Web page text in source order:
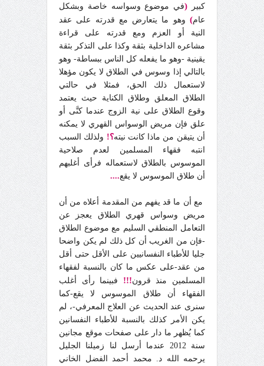
كبير (في موضوع وسواسه خاصة وبشكل
عام) وهو ما يتعارض مع قدرته على عقد
النية أو العزم ومع قدرته على قراءة
مشاعره الداخلية بثقة وكذا على التذكر بثقة
يقينية -وهو ما يفعله كل الناس ببساطة- وهو
بالتالي إذا وسوس في الطلاق لا يكون مؤهلا
لاستعمال ذلك الحق، فمثلا في حالتي
الطلاق المعلق وطلاق الكناية حيث يعتمد
وقوع الطلاق على نية الزوج عندما كنَّى أو
علق فإن مريض الوسواس القهري لا يمكنه
أن يتيقن من ماذا كانت نيته؟! ولذلك السبب
انتبه فقهاء المسلمين لعدم صلاحية
الموسوس بالطلاق لاستعماله فرأى أغلبهم
أن طلاق الموسوس لا يقع....
مع أن ما قد يفهم من المقدمة أعلاه من أن
مريض وسواس قهري الطلاق يعجز عن
التعامل المنطقي السليم مع موضوع الطلاق
-فإن من الغريب أن كل ذلك لم يكن واضحا
جليا للأطباء النفسانيين على الأقل حتى أقل
من عقد-على عكس ما كان بالنسبة لفقهاء
المسلمين منذ قرون!!! فبينما رأى أغلب
الفقهاء أن طلاق الموسوس لا يقع-كما
سنرى عند الحديث عن العلاج المعرفي-، لم
يكن الأمر كذلك بالنسبة للأطباء النفسانين
كما يُظهر ما دار على صفحات موقع مجانين
سنة 2012 عندما أرسل لنا زميلنا الجليل
يرحمه الله د. محمد أحمد الفضل الخاني